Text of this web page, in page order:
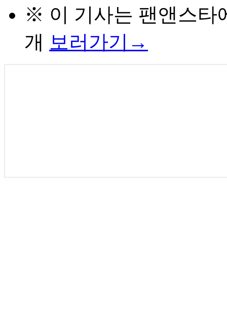
※ 이 기사는 팬앤스타
개 보러가기→